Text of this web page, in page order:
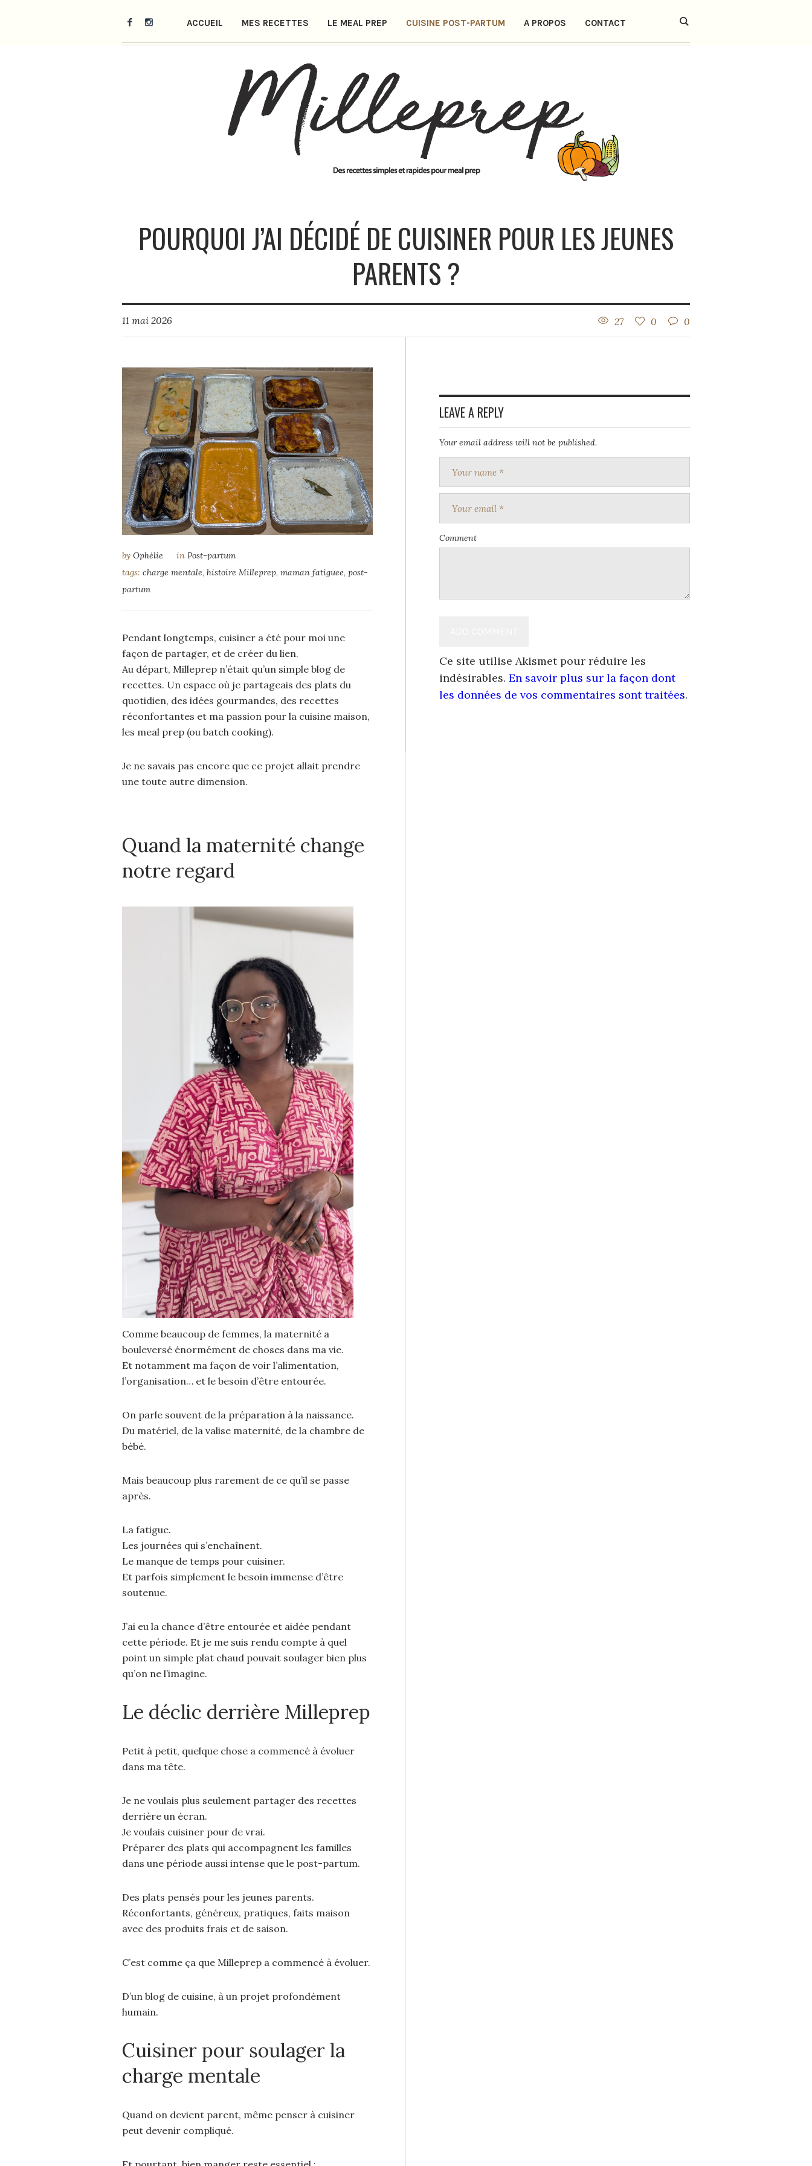
ACCUEIL MES RECETTES LE MEAL PREP CUISINE POST-PARTUM A PROPOS CONTACT
POURQUOI J’AI DÉCIDÉ DE CUISINER POUR LES JEUNES
PARENTS ?
11 mai 2026 0
0
27
by Ophélie in Post-partum
tags: charge mentale, histoire Milleprep, maman fatiguee, post-
partum
Pendant longtemps, cuisiner a été pour moi une
façon de partager, et de créer du lien.
Au départ, Milleprep n’était qu’un simple blog de
recettes. Un espace où je partageais des plats du
quotidien, des idées gourmandes, des recettes
réconfortantes et ma passion pour la cuisine maison,
les meal prep (ou batch cooking).
Je ne savais pas encore que ce projet allait prendre
une toute autre dimension.
Quand la maternité change
notre regard
Comme beaucoup de femmes, la maternité a
bouleversé énormément de choses dans ma vie.
Et notamment ma façon de voir l’alimentation,
l’organisation… et le besoin d’être entourée.
On parle souvent de la préparation à la naissance.
Du matériel, de la valise maternité, de la chambre de
bébé.
Mais beaucoup plus rarement de ce qu’il se passe
après.
La fatigue.
Les journées qui s’enchaînent.
Le manque de temps pour cuisiner.
Et parfois simplement le besoin immense d’être
soutenue.
J’ai eu la chance d’être entourée et aidée pendant
cette période. Et je me suis rendu compte à quel
point un simple plat chaud pouvait soulager bien plus
qu’on ne l’imagine.
Le déclic derrière Milleprep
Petit à petit, quelque chose a commencé à évoluer
dans ma tête.
Je ne voulais plus seulement partager des recettes
derrière un écran.
Je voulais cuisiner pour de vrai.
Préparer des plats qui accompagnent les familles
dans une période aussi intense que le post-partum.
Des plats pensés pour les jeunes parents.
Réconfortants, généreux, pratiques, faits maison
avec des produits frais et de saison.
C’est comme ça que Milleprep a commencé à évoluer.
D’un blog de cuisine, à un projet profondément
humain.
Cuisiner pour soulager la
charge mentale
Quand on devient parent, même penser à cuisiner
peut devenir compliqué.
LEAVE A REPLY
Your email address will not be published.
Comment
Ce site utilise Akismet pour réduire les
indésirables. En savoir plus sur la façon dont
les données de vos commentaires sont traitées.